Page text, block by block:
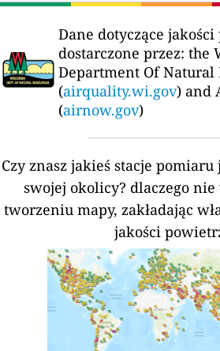
Dane dotyczące
dostarczone przez: the
Department Of Natural
(airquality.wi.gov) and
(airnow.gov)
Czy znasz jakieś stacje
swojej okolicy? dlaczego
tworzeniu mapy, zakładając
jakości